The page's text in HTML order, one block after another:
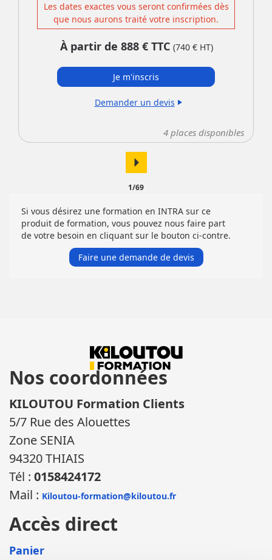
Les dates exactes vous seront confirmées dès
que nous aurons traité votre inscription.
À partir de 888 € TTC (740€ HT)
Je m'inscris
Demander un devis play_arrow
4 places disponibles
arrow_right
1/69
Si vous désirez une formation en INTRA sur ce
produit de formation, vous pouvez nous faire part
de votre besoin en cliquant sur le bouton ci-contre.
Faire une demande de devis
Nos coordonnées
KILOUTOU Formation Clients
5/7 Rue des Alouettes
Zone SENIA
94320 THIAIS
Tél : 0158424172
Mail : Kiloutou-formation@kiloutou.fr
Accès direct
Panier